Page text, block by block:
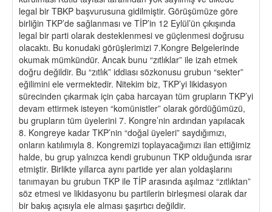
legal bir TBKP başvurusuna gidilmiştir. Görüşümüze göre
birliğin TKP’de sağlanması ve TİP’in 12 Eylül’ün çıkışında
legal bir parti olarak desteklenmesi ve güçlenmesi doğrusu
olacaktı. Bu konudaki görüşlerimizi 7.Kongre Belgelerinde
okumak mümkündür. Ancak bunu “zıtlıklar” ile izah etmek
doğru değildir. Bu “zıtlık” iddiası sözkonusu grubun “sekter”
eğilimini ele vermektedir. Nitekim biz, TKP’yi likidasyon
sürecinden çıkarmak için çaba harcayan tüm grupların TKP’yi
devam ettirmek isteyen “komünistler” olarak gördüğümüzü,
bu grupların tüm üyelerini 7. Kongre’nin ardından yapılacak
8. Kongreye kadar TKP’nin “doğal üyeleri” saydığımızı,
onların katılımıyla 8. Kongremizi toplayacağımızı ilan ettiğimiz
halde, bu grup yalnızca kendi grubunun TKP olduğunda ısrar
etmiştir. Birlikte yıllarca aynı partide yer alan yoldaşlarını
tanımayan bu grubun TKP ile TİP arasında aşılmaz “zıtlıktan”
söz etmesi ve likidasyonu bu partilerin birleşmesi olarak dar
bir bakış açısıyla ele alması şaşırtıcı değildir.